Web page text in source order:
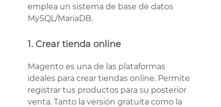
emplea un sistema de base de datos
MySQL/MariaDB.
1. Crear tienda online
Magento es una de las plataformas
ideales para crear tiendas online. Permite
registrar tus productos para su posterior
venta. Tanto la versión gratuita como la